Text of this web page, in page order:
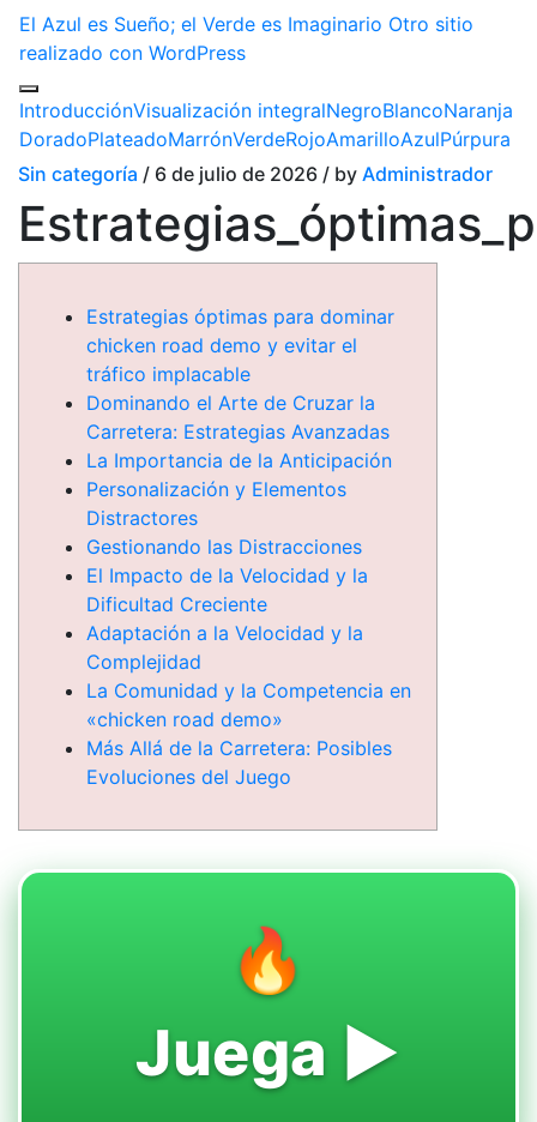
El Azul es Sueño; el Verde es Imaginario Otro sitio
realizado con WordPress
IntroducciónVisualización integralNegroBlancoNaranja
DoradoPlateadoMarrónVerdeRojoAmarilloAzulPúrpura
Sin categoría / 6 de julio de 2026 / by Administrador
Estrategias óptimas para dominar
chicken road demo y evitar el
tráfico implacable
Dominando el Arte de Cruzar la
Carretera: Estrategias Avanzadas
La Importancia de la Anticipación
Personalización y Elementos
Distractores
Gestionando las Distracciones
El Impacto de la Velocidad y la
Dificultad Creciente
Adaptación a la Velocidad y la
Complejidad
La Comunidad y la Competencia en
«chicken road demo»
Más Allá de la Carretera: Posibles
Evoluciones del Juego
🔥
Juega ▶️